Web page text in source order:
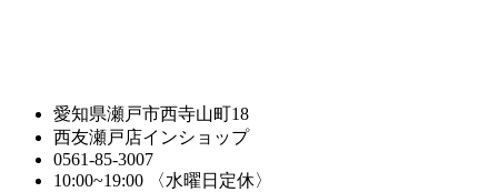
愛知県瀬戸市西寺山町18
西友瀬戸店インショップ
0561-85-3007
10:00~19:00 〈水曜日定休〉